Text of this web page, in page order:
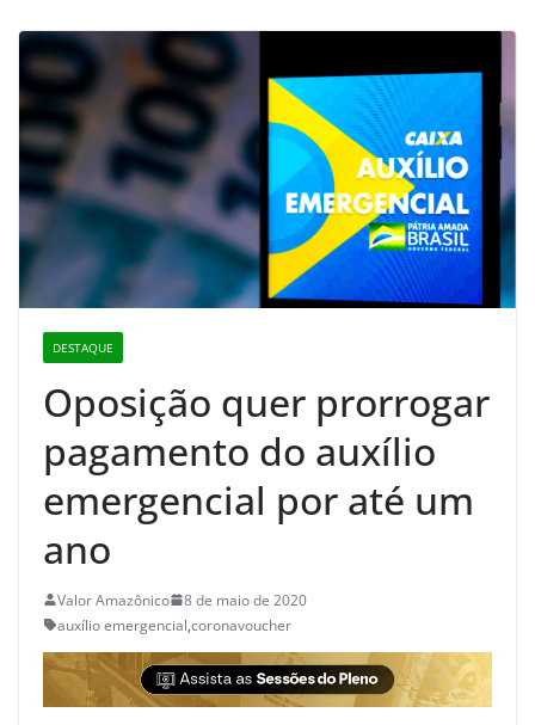
DESTAQUE
Oposição quer prorrogar
pagamento do auxílio
emergencial por até um
ano
Valor Amazônico
8 de maio de 2020
auxílio emergencial,coronavoucher